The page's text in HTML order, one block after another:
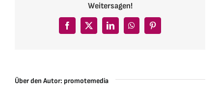
Weitersagen!
Facebook
X LinkedInWhatsAppPinterest
Über den Autor: promotemedia